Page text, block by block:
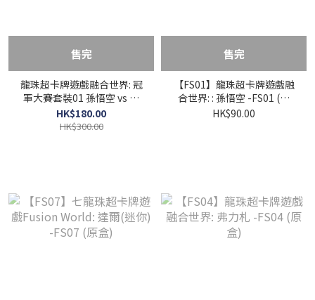
售完
龍珠超卡牌遊戲融合世界: 冠
軍大賽套裝01 孫悟空 vs 菲
利
HK$180.00
HK$300.00
售完
【FS01】龍珠超卡牌遊戲融
合世界: : 孫悟空 -FS01 (原
盒)
HK$90.00